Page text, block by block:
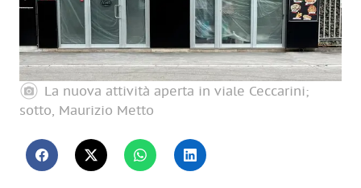
La nuova attività aperta in viale Ceccarini;
sotto, Maurizio Metto